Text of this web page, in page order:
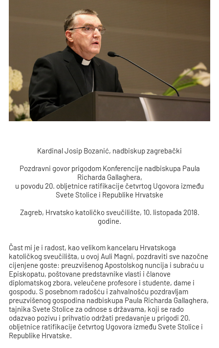
Kardinal Josip Bozanić, nadbiskup zagrebački
Pozdravni govor prigodom Konferencije nadbiskupa Paula
Richarda Gallaghera,
u povodu 20. obljetnice ratifikacije četvrtog Ugovora između
Svete Stolice i Republike Hrvatske
Zagreb, Hrvatsko katoličko sveučilište, 10. listopada 2018.
godine.
Čast mi je i radost, kao velikom kancelaru Hrvatskoga
katoličkog sveučilišta, u ovoj Auli Magni, pozdraviti sve nazočne
cijenjene goste: preuzvišenog Apostolskog nuncija i subraću u
Episkopatu, poštovane predstavnike vlasti i članove
diplomatskog zbora, veleučene profesore i studente, dame i
gospodu. S posebnom radošću i zahvalnošću pozdravljam
preuzvišenog gospodina nadbiskupa Paula Richarda Gallaghera,
tajnika Svete Stolice za odnose s državama, koji se rado
odazvao pozivu i prihvatio održati predavanje u prigodi 20.
obljetnice ratifikacije četvrtog Ugovora između Svete Stolice i
Republike Hrvatske.